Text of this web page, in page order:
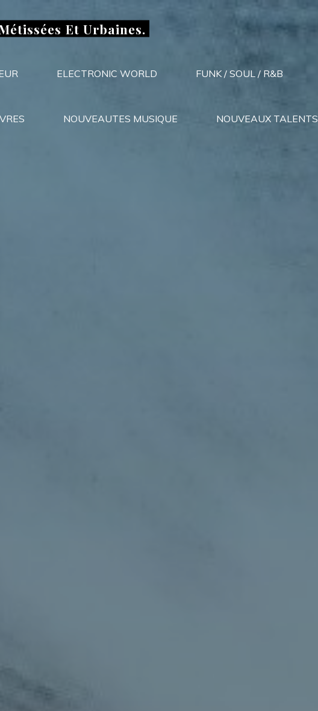
Et Urbaines.
ELECTRONIC WORLD FUNK / SOUL / R&B
NOUVEAUTES MUSIQUE NOUVEAUX TALENTS